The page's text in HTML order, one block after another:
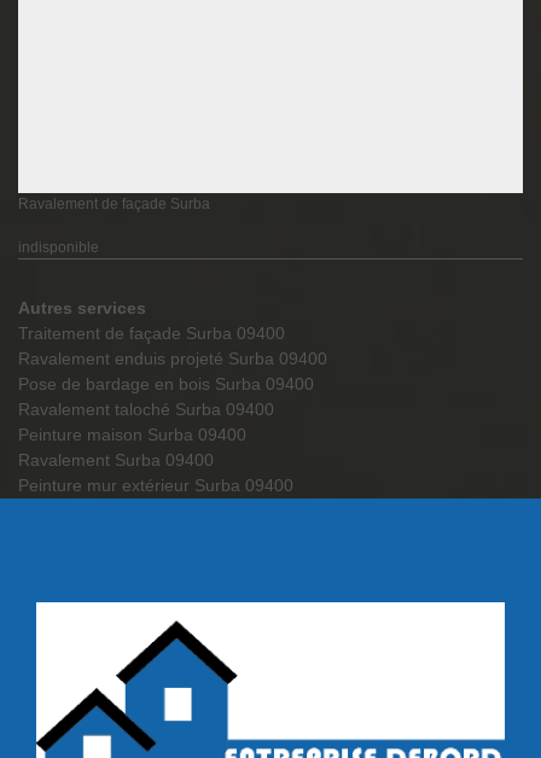
Ravalement de façade Surba
indisponible
Autres services
Traitement de façade Surba 09400
Ravalement enduis projeté Surba 09400
Pose de bardage en bois Surba 09400
Ravalement taloché Surba 09400
Peinture maison Surba 09400
Ravalement Surba 09400
Peinture mur extérieur Surba 09400